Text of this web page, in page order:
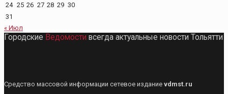
24 25 26 27 28 29 30
31
« Июл
Городские Ведомости всегда актуальные новости Тольятти
Средство массовой информации сетевое издание vdmst.ru